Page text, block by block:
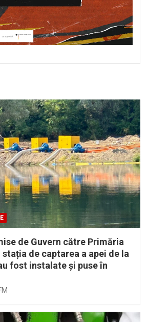
de Guvern către Primăria
de captarea a apei de la
fost instalate și puse în